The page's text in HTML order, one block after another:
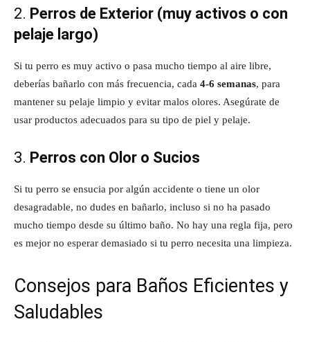
2. Perros de Exterior (muy activos o con
pelaje largo)
Si tu perro es muy activo o pasa mucho tiempo al aire libre,
deberías bañarlo con más frecuencia, cada 4-6 semanas, para
mantener su pelaje limpio y evitar malos olores. Asegúrate de
usar productos adecuados para su tipo de piel y pelaje.
3. Perros con Olor o Sucios
Si tu perro se ensucia por algún accidente o tiene un olor
desagradable, no dudes en bañarlo, incluso si no ha pasado
mucho tiempo desde su último baño. No hay una regla fija, pero
es mejor no esperar demasiado si tu perro necesita una limpieza.
Consejos para Baños Eficientes y
Saludables